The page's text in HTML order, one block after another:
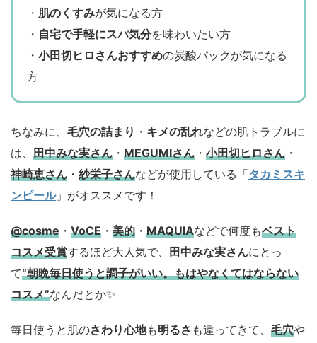
・ 肌のくすみが気になる方
・ 自宅で手軽にスパ気分を味わいたい方
・ 小田切ヒロさんおすすめの炭酸パックが気になる
方
ちなみに、 毛穴の詰まり ・ キメの乱れなどの肌トラブルに
は、 田中みな実さん ・ MEGUMIさん ・ 小田切ヒロさん ・
神崎恵さん ・ 紗栄子さんなどが使用している「タカミスキ
ンピール」がオススメです！
@cosme ・ VoCE ・ 美的 ・ MAQUIAなどで何度もベスト
コスメ受賞するほど大人気で、 田中みな実さんにとっ
て“朝晩毎日使うと調子がいい。もはやなくてはならない
コスメ”なんだとか✨
毎日使うと肌のさわり心地も明るさ も違ってきて、 毛穴や